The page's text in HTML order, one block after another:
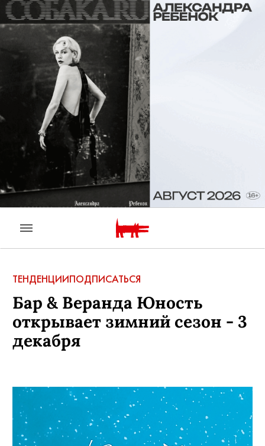
ТЕНДЕНЦИИПОДПИСАТЬСЯ
Бар & Веранда Юность
открывает зимний сезон - 3
декабря